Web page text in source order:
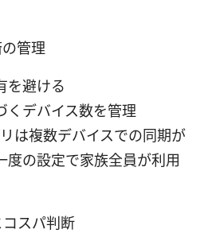
管理
を避ける
くデバイス数を管理
は複数デバイスでの同期が
度の設定で家族全員が利用
スパ判断